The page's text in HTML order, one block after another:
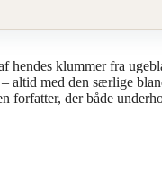
hendes klummer fra
med den særlige
forfatter, der både